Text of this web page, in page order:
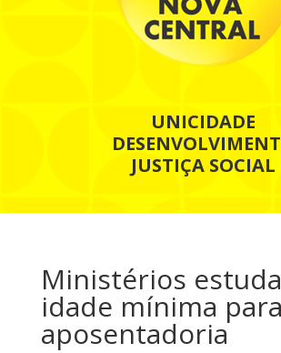
UNICIDADE
JUSTIÇA SOCIAL
Ministérios
idade mínima para
aposentadoria